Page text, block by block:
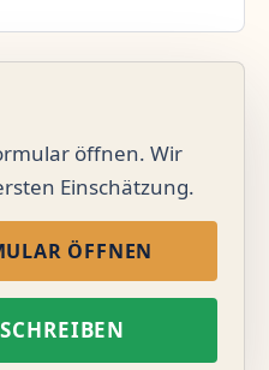
öffnen. Wir
Einschätzung.
ÖFFNEN